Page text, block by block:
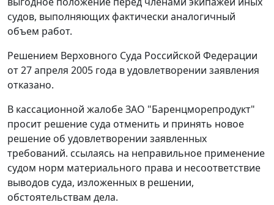
судов, выполняющих фактически аналогичный
объем работ.
Решением Верховного Суда Российской Федерации
от 27 апреля 2005 года в удовлетворении заявления
отказано.
В кассационной жалобе ЗАО "Баренцморепродукт"
просит решение суда отменить и принять новое
решение об удовлетворении заявленных
требований. ссылаясь на неправильное применение
судом норм материального права и несоответствие
выводов суда, изложенных в решении,
обстоятельствам дела.